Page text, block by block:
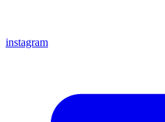
instagram